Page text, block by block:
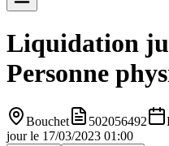
Liquidation
Personne
Bouchet 502056492
jour le 17/03/2023 01:00